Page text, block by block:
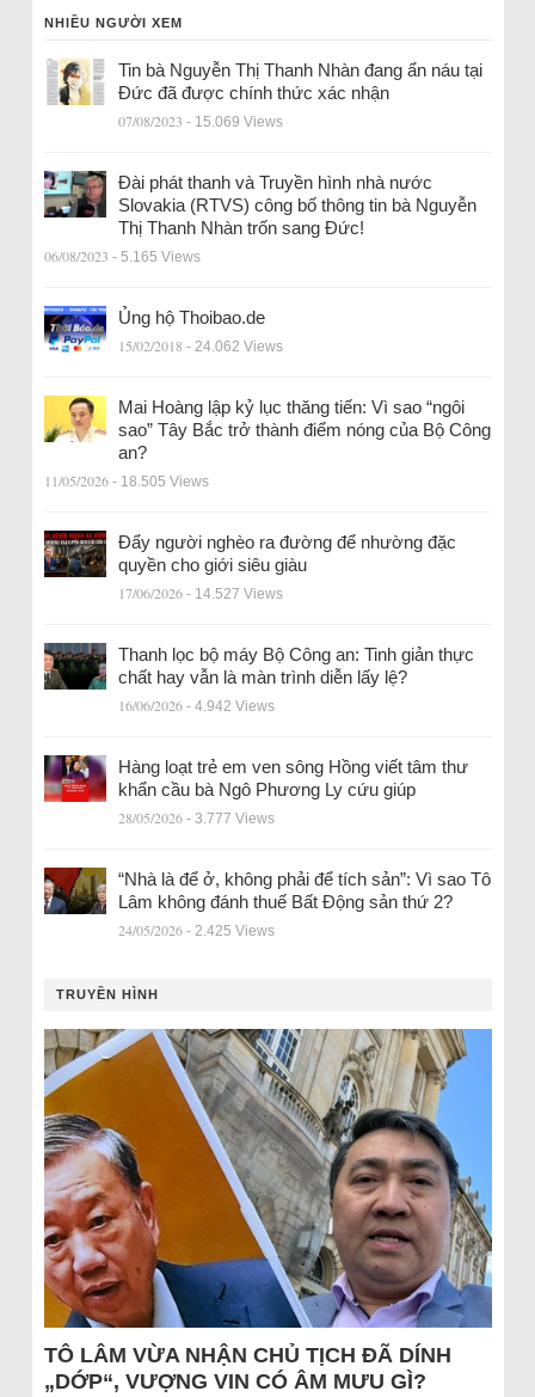
NHIỀU NGƯỜI XEM
Tin bà Nguyễn Thị Thanh Nhàn đang ẩn náu tại
Đức đã được chính thức xác nhận
07/08/2023 - 15.069 Views
Đài phát thanh và Truyền hình nhà nước
Slovakia (RTVS) công bố thông tin bà Nguyễn
Thị Thanh Nhàn trốn sang Đức!
06/08/2023 - 5.165 Views
Ủng hộ Thoibao.de
15/02/2018 - 24.062 Views
Mai Hoàng lập kỷ lục thăng tiến: Vì sao “ngôi
sao” Tây Bắc trở thành điểm nóng của Bộ Công
an?
11/05/2026 - 18.505 Views
Đẩy người nghèo ra đường để nhường đặc
quyền cho giới siêu giàu
17/06/2026 - 14.527 Views
Thanh lọc bộ máy Bộ Công an: Tinh giản thực
chất hay vẫn là màn trình diễn lấy lệ?
16/06/2026 - 4.942 Views
Hàng loạt trẻ em ven sông Hồng viết tâm thư
khẩn cầu bà Ngô Phương Ly cứu giúp
28/05/2026 - 3.777 Views
“Nhà là để ở, không phải để tích sản”: Vì sao Tô
Lâm không đánh thuế Bất Động sản thứ 2?
24/05/2026 - 2.425 Views
TRUYỀN HÌNH
TÔ LÂM VỪA NHẬN CHỦ TỊCH ĐÃ DÍNH
„DỚP“, VƯỢNG VIN CÓ ÂM MƯU GÌ?